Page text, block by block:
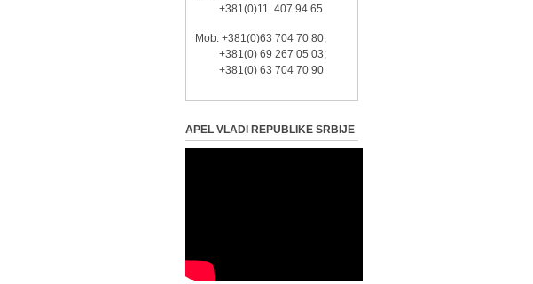
+381(0)11 407 94 65
Mob: +381(0)63 704 70 80;
+381(0) 69 267 05 03;
+381(0) 63 704 70 90
APEL VLADI REPUBLIKE SRBIJE